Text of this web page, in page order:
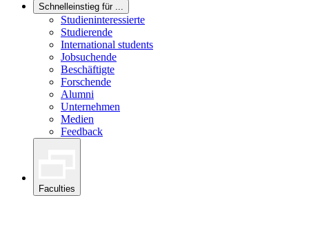
Schnelleinstieg für ...
Studieninteressierte
Studierende
International students
Jobsuchende
Beschäftigte
Forschende
Alumni
Unternehmen
Medien
Feedback
Faculties